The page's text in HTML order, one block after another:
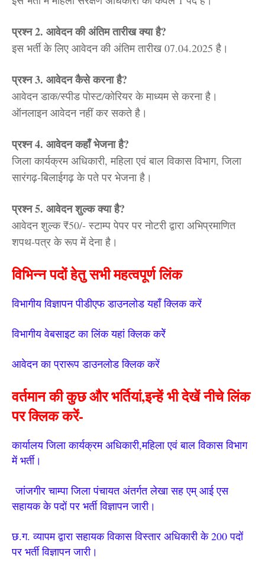
प्रश्न 2. आवेदन की अंतिम तारीख क्या है?
इस भर्ती के लिए आवेदन की अंतिम तारीख07.04.2025 है।
प्रश्न 3. आवेदन कैसे करना है?
आवेदनडाक/स्पीड पोस्ट/कोरियरके माध्यम से करना है।
ऑनलाइन आवेदन नहीं कर सकते है।
प्रश्न 4. आवेदन कहाँ भेजना है?
जिला कार्यक्रम अधिकारी, महिला एवं बाल विकास विभाग, जिला
सारंगढ़-बिलाईगढ़ के पते पर भेजना है।
प्रश्न 5. आवेदन शुल्क क्या है?
आवेदन शुल्क₹50/- स्टाम्प पेपर पर नोटरी द्वारा अभिप्रमाणित
शपथ-पत्र के रूप में देना है।
विभिन्न पदों हेतु सभी महत्वपूर्ण लिंक
विभागीय विज्ञापन पीडीएफ डाउनलोड यहाँ क्लिक करें
विभागीय वेबसाइट का लिंक यहां क्लिक करेें
आवेदन का प्रारूप डाउनलोड क्लिक करें
वर्तमान की कुछ और भर्तियां,इन्हें भी देखें नीचे लिंक
पर क्लिक करें-
कार्यालय जिला कार्यक्रम अधिकारी,महिला एवं बाल विकास विभाग
में भर्ती।
जांजगीर चाम्पा जिला पंचायत अंतर्गत लेखा सह एम् आई एस
सहायक के पदों पर भर्ती विज्ञापन जारी।
छ.ग. व्यापम द्वारा सहायक विकास विस्तार अधिकारी के 200 पदों
पर भर्ती विज्ञापन जारी।